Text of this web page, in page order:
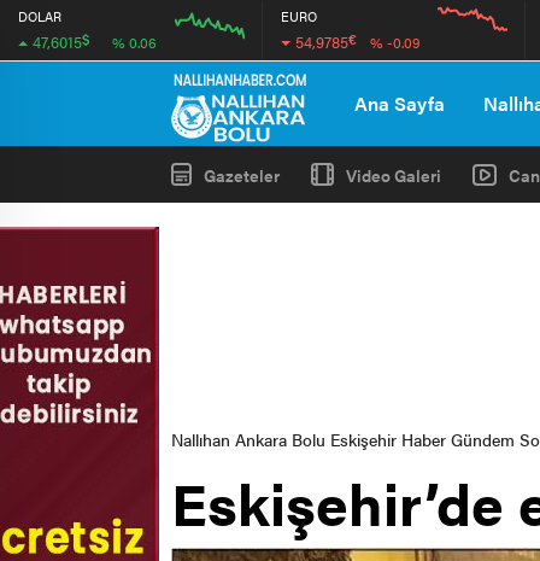
DOLAR
47,6015$ % 0.06
12:00 16:00
EURO
54,9785€ % -0.09
Ana Sayfa
Gazeteler Video Galeri
Nallıhan Ankara Bolu Eskişehir Haber Gündem
Eskişehir’de